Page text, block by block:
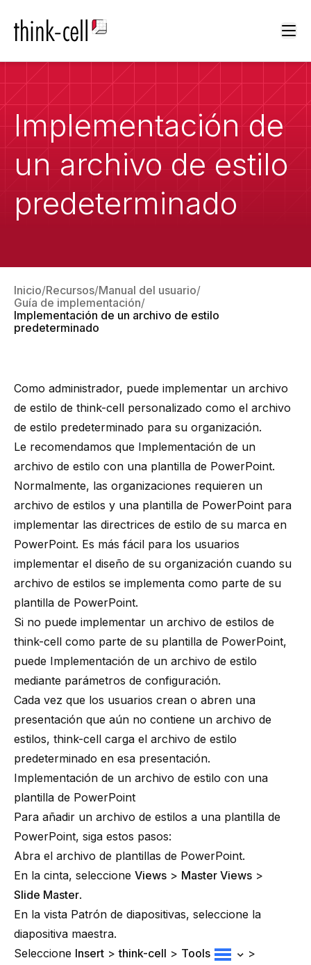
Implementación de
un archivo de estilo
predeterminado
Inicio Recursos Manual del usuario
Guía de implementación
Implementación de un archivo de estilo
predeterminado
Como administrador, puede implementar un archivo
de estilo de think-cell personalizado como el archivo
de estilo predeterminado para su organización.
Le recomendamos que Implementación de un
archivo de estilo con una plantilla de PowerPoint.
Normalmente, las organizaciones requieren un
archivo de estilos y una plantilla de PowerPoint para
implementar las directrices de estilo de su marca en
PowerPoint. Es más fácil para los usuarios
implementar el diseño de su organización cuando su
archivo de estilos se implementa como parte de su
plantilla de PowerPoint.
Si no puede implementar un archivo de estilos de
think-cell como parte de su plantilla de PowerPoint,
puede Implementación de un archivo de estilo
mediante parámetros de configuración.
Cada vez que los usuarios crean o abren una
presentación que aún no contiene un archivo de
estilos, think-cell carga el archivo de estilo
predeterminado en esa presentación.
Implementación de un archivo de estilo con una
plantilla de PowerPoint
Para añadir un archivo de estilos a una plantilla de
PowerPoint, siga estos pasos:
Abra el archivo de plantillas de PowerPoint.
En la cinta, seleccione Views > Master Views >
Slide Master.
En la vista Patrón de diapositivas, seleccione la
diapositiva maestra.
Seleccione Insert >think-cell > Tools
>